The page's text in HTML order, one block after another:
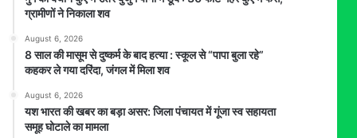
ग्रामीणों ने निकाला शव
August 6, 2026
8 साल की मासूम से दुष्कर्म के बाद हत्या : स्कूल से “पापा बुला रहे”
कहकर ले गया दरिंदा, जंगल में मिला शव
August 6, 2026
यश भारत की खबर का बड़ा असर: जिला पंचायत में गूंजा स्व सहायता
समूह घोटाले का मामला